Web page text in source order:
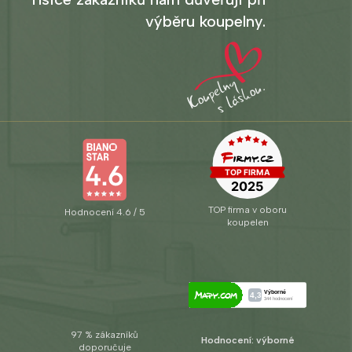
výběru koupelny.
Hodnocení 4.6 / 5
TOP firma v oboru
koupelen
97 % zákazníků
doporučuje
Hodnocení: výborné